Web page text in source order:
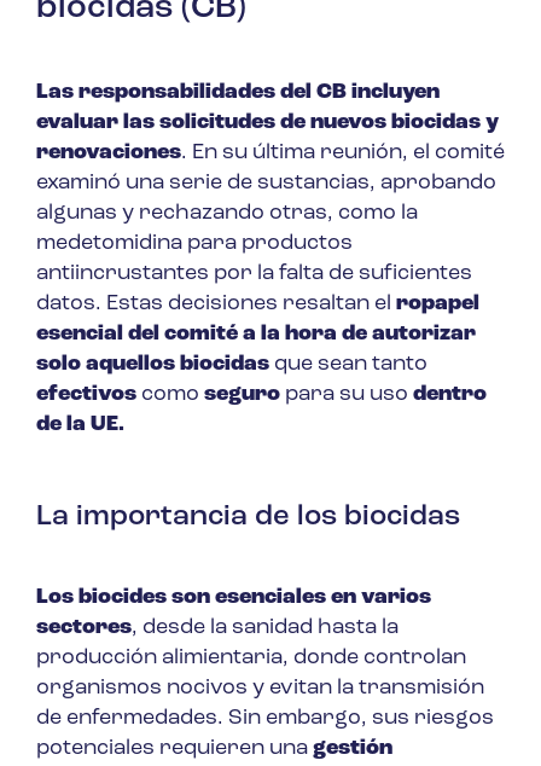
biocidas (CB)
Las responsabilidades del CB incluyen
evaluar las solicitudes de nuevos biocidas y
renovaciones. En su última reunión, el comité
examinó una serie de sustancias, aprobando
algunas y rechazando otras, como la
medetomidina para productos
antiincrustantes por la falta de suficientes
datos. Estas decisiones resaltan el ropapel
esencial del comité a la hora de autorizar
solo aquellos biocidas que sean tanto
efectivos como seguro para su uso dentro
de la UE.
La importancia de los biocidas
Los biocides son esenciales en varios
sectores, desde la sanidad hasta la
producción alimientaria, donde controlan
organismos nocivos y evitan la transmisión
de enfermedades. Sin embargo, sus riesgos
potenciales requieren una gestión